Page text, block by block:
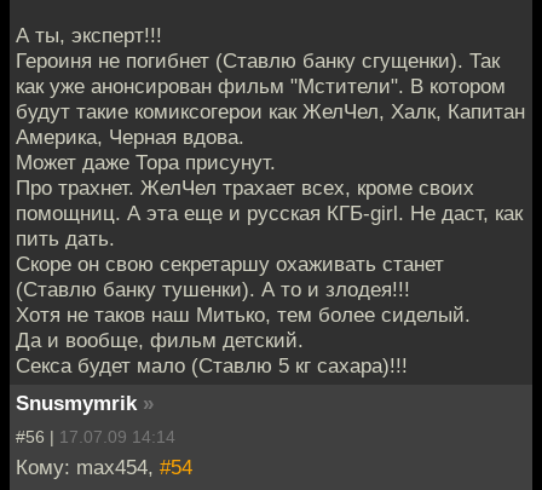
А ты, эксперт!!!
Героиня не погибнет (Ставлю банку сгущенки). Так
как уже анонсирован фильм "Мстители". В котором
будут такие комиксогерои как ЖелЧел, Халк, Капитан
Америка, Черная вдова.
Может даже Тора присунут.
Про трахнет. ЖелЧел трахает всех, кроме своих
помощниц. А эта еще и русская КГБ-girl. Не даст, как
пить дать.
Скоре он свою секретаршу охаживать станет
(Ставлю банку тушенки). А то и злодея!!!
Хотя не таков наш Митько, тем более сиделый.
Да и вообще, фильм детский.
Секса будет мало (Ставлю 5 кг сахара)!!!
Snusmymrik »
#56 | 17.07.09 14:14
Кому: max454, #54